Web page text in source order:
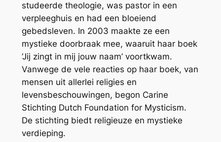
studeerde theologie, was pastor in een
verpleeghuis en had een bloeiend
gebedsleven. In 2003 maakte ze een
mystieke doorbraak mee, waaruit haar boek
‘Jij zingt in mij jouw naam’ voortkwam.
Vanwege de vele reacties op haar boek, van
mensen uit allerlei religies en
levensbeschouwingen, begon Carine
Stichting Dutch Foundation for Mysticism.
De stichting biedt religieuze en mystieke
verdieping.